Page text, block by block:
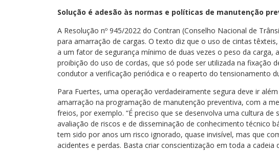
Solução é adesão às normas e políticas de manutenção
A Resolução nº 945/2022 do Contran (Conselho Nacional de
para amarração de cargas. O texto diz que o uso de cintas
a um fator de segurança mínimo de duas vezes o peso da carga,
proibição do uso de cordas, que só pode ser utilizada na fixação
condutor a verificação periódica e o reaperto do tensionamento
Para Fuertes, uma operação verdadeiramente segura deve ir
amarração na programação de manutenção preventiva, com a
freios, por exemplo. “É preciso que se desenvolva uma cultura de
avaliação de riscos e de disseminação de conhecimento técnico
tem sido por anos um risco ignorado, quase invisível, mas que
acidentes e perdas. Basta criar conscientização em toda a cadeia